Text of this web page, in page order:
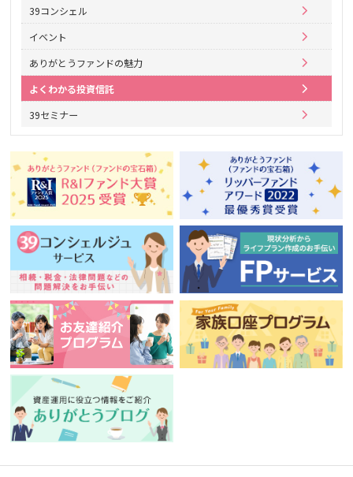
39コンシェル
イベント
ありがとうファンドの魅力
よくわかる投資信託
39セミナー